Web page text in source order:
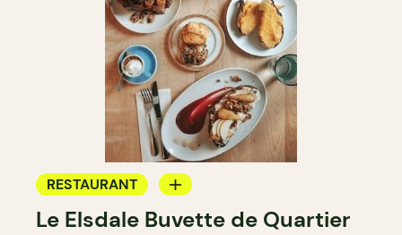
RESTAURANT
CAFÉ
Le Elsdale Buvette de Quartier